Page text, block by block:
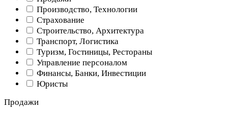
Производство, Технологии
Страхование
Строительство, Архитектура
Транспорт, Логистика
Туризм, Гостиницы, Рестораны
Управление персоналом
Финансы, Банки, Инвестиции
Юристы
Продажи